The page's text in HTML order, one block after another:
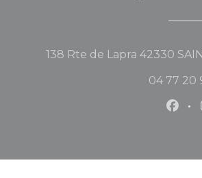
138 Rte de Lapra 42330
04 77 20